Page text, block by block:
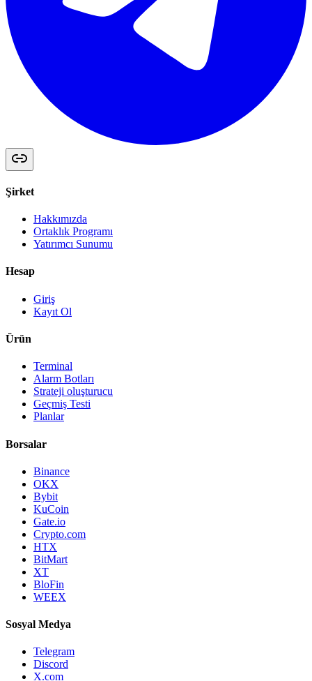
Şirket
Hakkımızda
Ortaklık Programı
Yatırımcı Sunumu
Hesap
Giriş
Kayıt Ol
Ürün
Terminal
Alarm Botları
Strateji oluşturucu
Geçmiş Testi
Planlar
Borsalar
Binance
OKX
Bybit
KuCoin
Gate.io
Crypto.com
HTX
BitMart
XT
BloFin
WEEX
Sosyal Medya
Telegram
Discord
X.com